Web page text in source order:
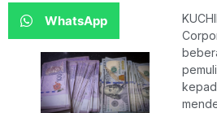
WhatsApp